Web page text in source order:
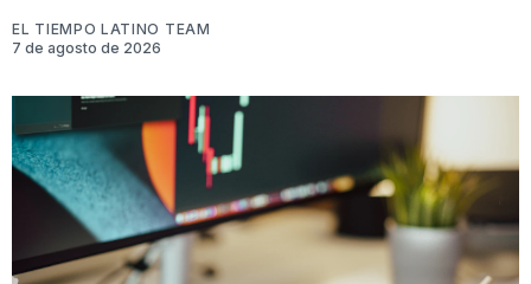
EL TIEMPO LATINO TEAM
7 de agosto de 2026